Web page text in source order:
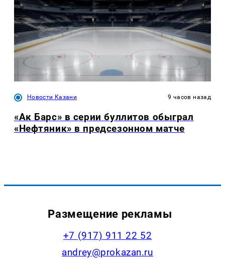
Новости Казани 9 часов назад
«Ак Барс» в серии буллитов обыграл
«Нефтяник» в предсезонном матче
Размещение рекламы
+7 (917) 911 22 52
andrey@prokazan.ru